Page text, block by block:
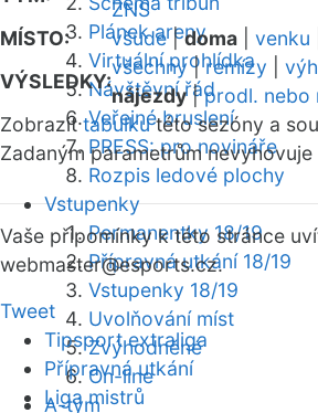
Plánek areny
Virtuální prohlídka
Návštěvní řád
Veřejné bruslení
PRESS: pro novináře
Rozpis ledové plochy
Vstupenky
Permanentky 18/19
Přípravná utkání 18/19
Vstupenky 18/19
Uvolňování míst
Zvýhodněné
On-line
A-tým
ZNS
MÍSTO:
všude|doma venku
VÝSLEDKY:
všechny|remízy
nájezdy|prodl. nebo
Zobrazittabulkutéto sezóny a
Zadaným parametrům
Vaše připomínky k této stránce
webmaster@esports.cz.
Tweet
Tipsport extraliga
Přípravná utkání
Liga mistrů